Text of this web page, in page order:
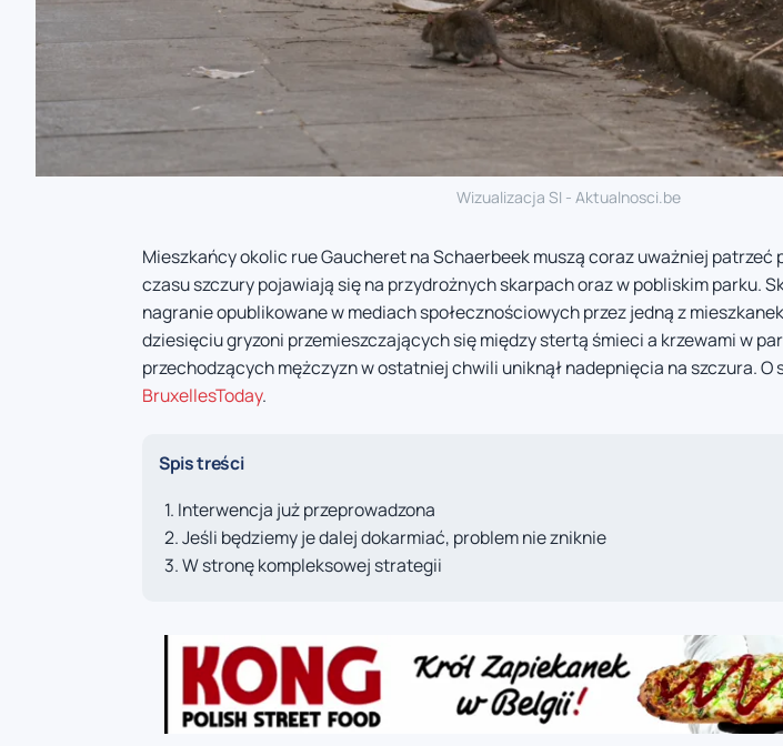
Wizualizacja SI - Aktualnosci.be
Mieszkańcy okolic rue Gaucheret na Schaerbeek muszą coraz uważniej patrzeć
czasu szczury pojawiają się na przydrożnych skarpach oraz w pobliskim parku.
nagranie opublikowane w mediach społecznościowych przez jedną z
dziesięciu gryzoni przemieszczających się między stertą śmieci a krzewami w
przechodzących mężczyzn w ostatniej chwili uniknął nadepnięcia na szczura. O
BruxellesToday.
Spis treści
Interwencja już przeprowadzona
Jeśli będziemy je dalej dokarmiać, problem nie zniknie
W stronę kompleksowej strategii